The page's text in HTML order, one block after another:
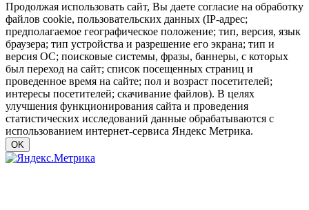
Продолжая использовать сайт, Вы даете согласие на обработку
файлов cookie, пользовательских данных (IP-адрес;
предполагаемое географическое положение; тип, версия, язык
браузера; тип устройства и разрешение его экрана; тип и
версия ОС; поисковые системы, фразы, баннеры, с которых
был переход на сайт; список посещенных страниц и
проведенное время на сайте; пол и возраст посетителей;
интересы посетителей; скачивание файлов). В целях
улучшения функционирования сайта и проведения
статистических исследований данные обрабатываются с
использованием интернет-сервиса Яндекс Метрика.
OK